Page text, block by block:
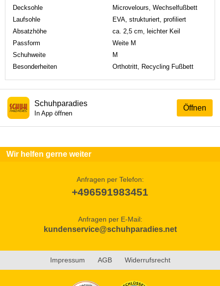
Decksohle
Microvelours, Wechselfußbett
Laufsohle
EVA, strukturiert, profiliert
Absatzhöhe
ca. 2,5 cm, leichter Keil
Passform
Weite M
Schuhweite
M
Besonderheiten
Orthotritt, Recycling Fußbett
Öffnen
Schuhparadies
In App öffnen
Wir helfen gerne weiter
Anfragen per Telefon:
+496591983451
Anfragen per E-Mail:
kundenservice@schuhparadies.net
Impressum AGB Widerrufsrecht